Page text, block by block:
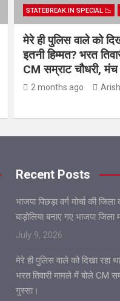
STATEBREAK.IN SPECIAL 📉
मेरे ही पुलिस वाले को
इतनी हिम्मत? भरत
CM सम्राट चौधरी,
2 months ago
Recent Posts
भाजपा पिछड़ा वर्ग मोर्चा की जिला
बाड़ोलिया बनाए गए भाजपा जिला
July 9, 2026
मेरे ही पुलिस वाले को दिखा रहा
भरत तिवारी मामले में बोले CM
गुस्सा।